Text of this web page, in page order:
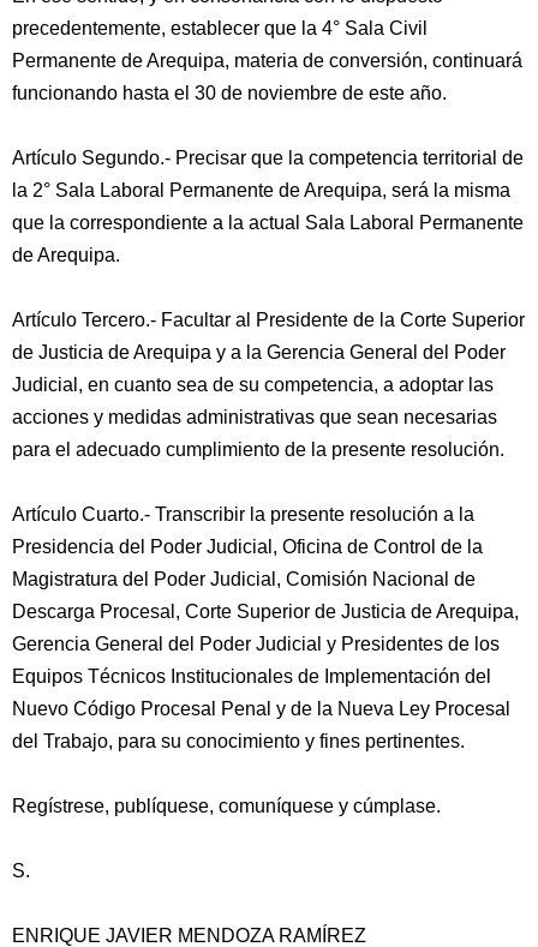
precedentemente, establecer que la 4° Sala Civil
Permanente de Arequipa, materia de conversión, continuará
funcionando hasta el 30 de noviembre de este año.
Artículo Segundo.- Precisar que la competencia territorial de
la 2° Sala Laboral Permanente de Arequipa, será la misma
que la correspondiente a la actual Sala Laboral Permanente
de Arequipa.
Artículo Tercero.- Facultar al Presidente de la Corte Superior
de Justicia de Arequipa y a la Gerencia General del Poder
Judicial, en cuanto sea de su competencia, a adoptar las
acciones y medidas administrativas que sean necesarias
para el adecuado cumplimiento de la presente resolución.
Artículo Cuarto.- Transcribir la presente resolución a la
Presidencia del Poder Judicial, Oficina de Control de la
Magistratura del Poder Judicial, Comisión Nacional de
Descarga Procesal, Corte Superior de Justicia de Arequipa,
Gerencia General del Poder Judicial y Presidentes de los
Equipos Técnicos Institucionales de Implementación del
Nuevo Código Procesal Penal y de la Nueva Ley Procesal
del Trabajo, para su conocimiento y fines pertinentes.
Regístrese, publíquese, comuníquese y cúmplase.
S.
ENRIQUE JAVIER MENDOZA RAMÍREZ